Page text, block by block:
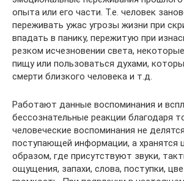
опыта или его части. Т.е. человек
переживать ужас угрозы жизни при
впадать в панику, пережитую при
резком исчезновении света,
пищу или пользоваться духами,
смерти близкого человека и т.д.
Работают данные воспоминания и
бессознательные реакции благодаря
человеческие воспоминания не
поступающей информации, а хранятся
образом, где присутствуют звуки,
ощущения, запахи, слова, поступки,